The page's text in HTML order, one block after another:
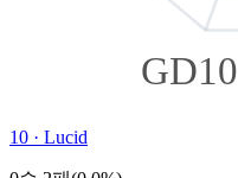
GD10
10 · Lucid